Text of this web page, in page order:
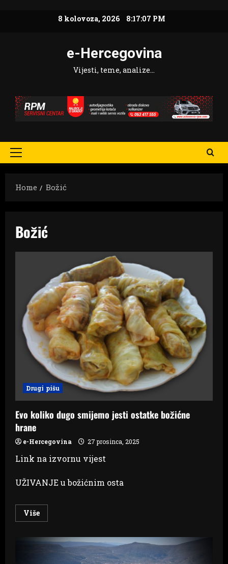
8 kolovoza, 2026 8:17:09 PM
e-Hercegovina
Vijesti, teme, analize…
Primary
Home
Božić
Božić
Drugi pišu
Evo koliko dugo smijemo jesti ostatke božićne
hrane
e-Hercegovina 27 prosinca, 2025
Link na izvornu vijest
UŽIVANJE u božićnim osta
VišeRead
more
koliko
smijemo